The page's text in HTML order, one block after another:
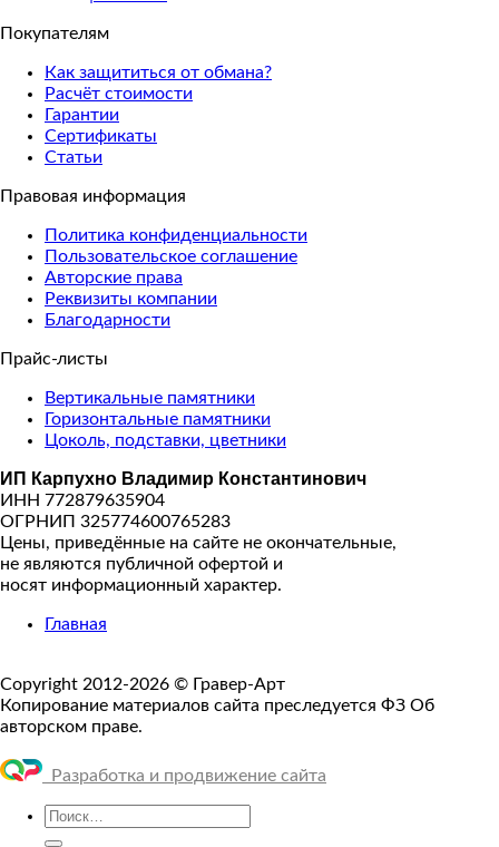
Покупателям
Как защититься от обмана?
Расчёт стоимости
Гарантии
Сертификаты
Статьи
Правовая информация
Политика конфиденциальности
Пользовательское соглашение
Авторские права
Реквизиты компании
Благодарности
Прайс-листы
Вертикальные памятники
Горизонтальные памятники
Цоколь, подставки, цветники
ИП Карпухно Владимир Константинович
ИНН 772879635904
ОГРНИП 325774600765283
Цены, приведённые на сайте не окончательные,
не являются публичной офертой и
носят информационный характер.
Главная
Copyright 2012-2026 © Гравер-Арт
Копирование материалов сайта преследуется ФЗ Об
авторском праве.
Разработка и продвижение сайта
Искать: